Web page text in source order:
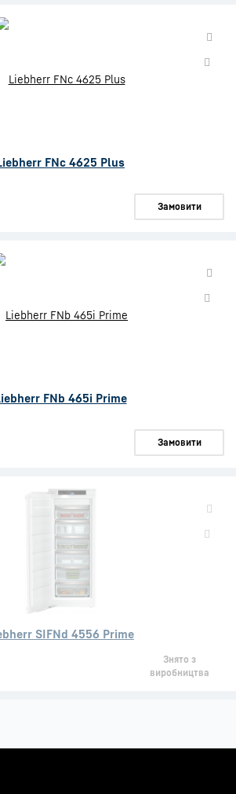
FNc 4625 Plus
Замовити
FNb 465i Prime
Замовити
SIFNd 4556 Prime
Знято з
виробництва